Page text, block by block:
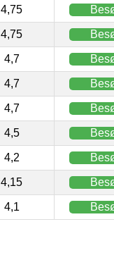
4,75
4,75
4,7
4,7
4,7
4,5
4,2
4,15
4,1